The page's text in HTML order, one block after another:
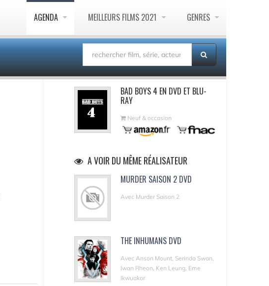
AGENDA MEILLEURS FILMS 2021 GENRES
BAD BOYS 4 EN DVD ET BLU-
RAY
Neuf & occasion
A VOIR DU MÊME RÉALISATEUR
MURDER SAISON 2 DVD
Avec Murder Saison 2
THE INHUMANS DVD
Avec Anson Mount, Serinda Swan,
Iwan Rheon, Ken Leung, Eme
Ikwuakor